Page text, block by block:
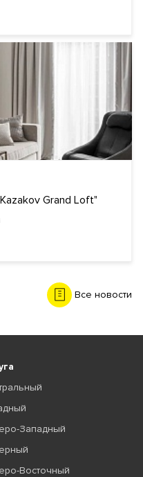
Grand Loft"
Все новости
Западный
Восточный